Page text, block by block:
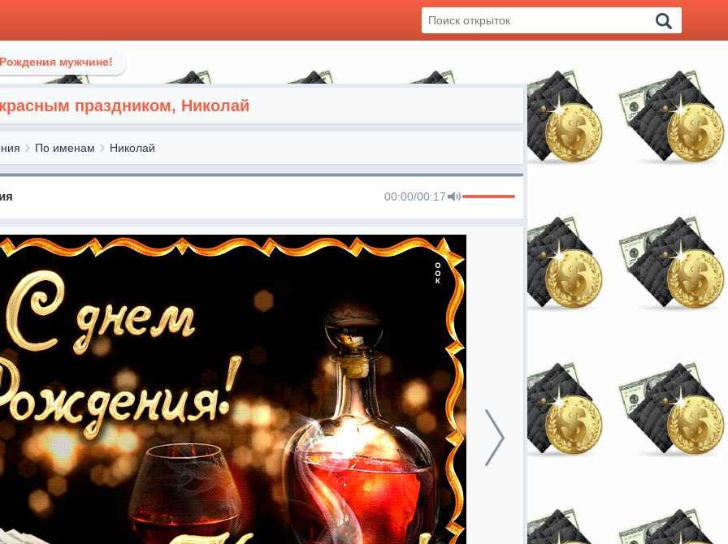
мужчине!
праздником, Николай
По именам Николай
00:00/00:17